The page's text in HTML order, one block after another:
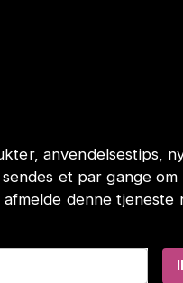
anvendelsestips,
et par gange
denne tjeneste